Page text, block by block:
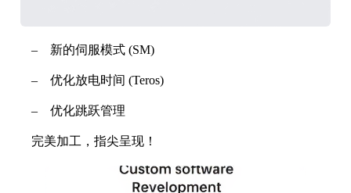
‒ 新的伺服模式 (SM)
‒ 优化放电时间 (Teros)
‒ 优化跳跃管理
完美加工，指尖呈现！